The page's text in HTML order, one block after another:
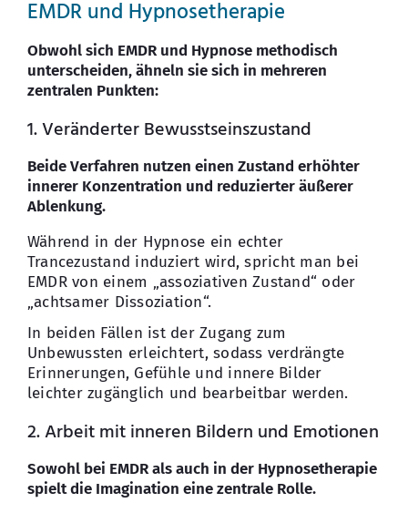
EMDR und Hypnosetherapie
Obwohl sich EMDR und Hypnose methodisch
unterscheiden, ähneln sie sich in mehreren
zentralen Punkten:
1. Veränderter Bewusstseinszustand
Beide Verfahren nutzen einen Zustand erhöhter
innerer Konzentration und reduzierter äußerer
Ablenkung.
Während in der Hypnose ein echter
Trancezustand induziert wird, spricht man bei
EMDR von einem „assoziativen Zustand“ oder
„achtsamer Dissoziation“.
In beiden Fällen ist der Zugang zum
Unbewussten erleichtert, sodass verdrängte
Erinnerungen, Gefühle und innere Bilder
leichter zugänglich und bearbeitbar werden.
2. Arbeit mit inneren Bildern und Emotionen
Sowohl bei EMDR als auch in der Hypnosetherapie
spielt die Imagination eine zentrale Rolle.